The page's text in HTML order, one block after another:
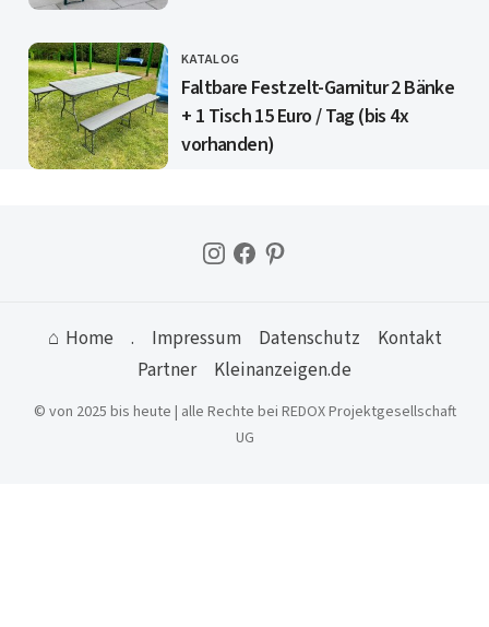
CATEGORY
KATALOG
Faltbare Festzelt-Garnitur 2 Bänke
+ 1 Tisch 15 Euro / Tag (bis 4x
vorhanden)
⌂ Home . Impressum Datenschutz
Kontakt
Partner
Kleinanzeigen.de
© von 2025 bis heute | alle Rechte bei REDOX Projektgesellschaft
UG